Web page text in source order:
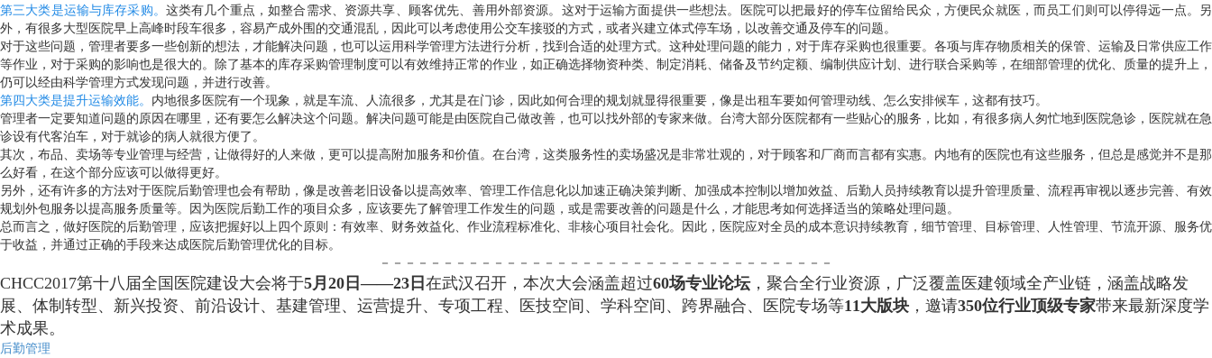
第三大类是运输与库存采购。 这类有几个重点，如整合需求、资源共享、顾客优先、善用外部资源。这对于运输方面提供一些想法。医院可以把最好的停车位留给民众，方便民众就医，而员工们则可以停得远一点。另
外，有很多大型医院早上高峰时段车很多，容易产成外围的交通混乱，因此可以考虑使用公交车接驳的方式，或者兴建立体式停车场，以改善交通及停车的问题。
对于这些问题，管理者要多一些创新的想法，才能解决问题，也可以运用科学管理方法进行分析，找到合适的处理方式。这种处理问题的能力，对于库存采购也很重要。各项与库存物质相关的保管、运输及日常供应工作
等作业，对于采购的影响也是很大的。除了基本的库存采购管理制度可以有效维持正常的作业，如正确选择物资种类、制定消耗、储备及节约定额、编制供应计划、进行联合采购等，在细部管理的优化、质量的提升上，
仍可以经由科学管理方式发现问题，并进行改善。
第四大类是提升运输效能。 内地很多医院有一个现象，就是车流、人流很多，尤其是在门诊，因此如何合理的规划就显得很重要，像是出租车要如何管理动线、怎么安排候车，这都有技巧。
管理者一定要知道问题的原因在哪里，还有要怎么解决这个问题。解决问题可能是由医院自己做改善，也可以找外部的专家来做。台湾大部分医院都有一些贴心的服务，比如，有很多病人匆忙地到医院急诊，医院就在急
诊设有代客泊车，对于就诊的病人就很方便了。
其次，布品、卖场等专业管理与经营，让做得好的人来做，更可以提高附加服务和价值。在台湾，这类服务性的卖场盛况是非常壮观的，对于顾客和厂商而言都有实惠。内地有的医院也有这些服务，但总是感觉并不是那
么好看，在这个部分应该可以做得更好。
另外，还有许多的方法对于医院后勤管理也会有帮助，像是改善老旧设备以提高效率、管理工作信息化以加速正确决策判断、加强成本控制以增加效益、后勤人员持续教育以提升管理质量、流程再审视以逐步完善、有效
规划外包服务以提高服务质量等。因为医院后勤工作的项目众多，应该要先了解管理工作发生的问题，或是需要改善的问题是什么，才能思考如何选择适当的策略处理问题。
总而言之，做好医院的后勤管理，应该把握好以上四个原则：有效率、财务效益化、作业流程标准化、非核心项目社会化。因此，医院应对全员的成本意识持续教育，细节管理、目标管理、人性管理、节流开源、服务优
于收益，并通过正确的手段来达成医院后勤管理优化的目标。
－－－－－－－－－－－－－－－－－－－－－－－－－－－－－－－－－－－－
CHCC2017第十八届全国医院建设大会将于5月20日——23日 在武汉召开，本次大会涵盖超过60场专业论坛，聚合全行业资源，广泛覆盖医建领域全产业链，涵盖战略发
展、体制转型、新兴投资、前沿设计、基建管理、运营提升、专项工程、医技空间、学科空间、跨界融合、医院专场等11大版块 ，邀请350位行业顶级专家带来最新深度学
术成果。
后勤管理